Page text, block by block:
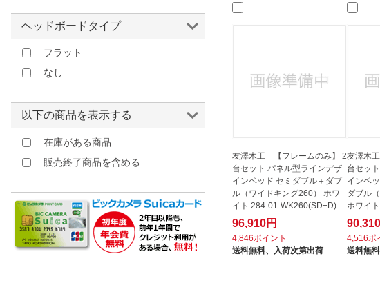
友澤木工 【フレームのみ】 2
台セット パネル型ラインデザ
インベッド セミダブル＋ダブ
ル（ワイドキング260） ホワ
イト 284-01-WK260(SD+D)
【キャ...
96,910円
4,846ポイント
送料無料、 入荷次第出荷
友澤木
台セッ
インベ
ダブル
ホワイ
SD) ...
4,516ポ
送料無料
ヘッドボードタイプ
フラット
なし
以下の商品を表示する
在庫がある商品
販売終了商品を含める